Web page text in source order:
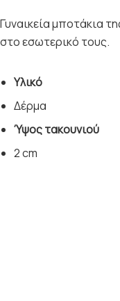
Γυναικεία μποτάκια
στο εσωτερικό τους.
Υλικό
Δέρμα
Ύψος τακουνιού
2 cm